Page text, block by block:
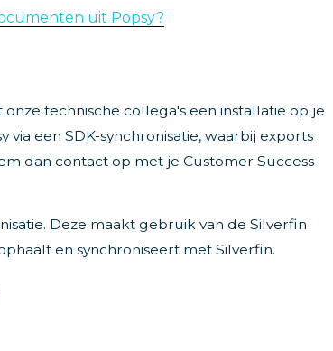
uit Popsy?
technische collega's een installatie op je
een SDK-synchronisatie, waarbij exports
dan contact op met je Customer Success
Deze maakt gebruik van de Silverfin
en synchroniseert met Silverfin.